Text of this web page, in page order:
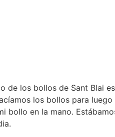
de los bollos de Sant Blai
los bollos para
bollo en la mano.